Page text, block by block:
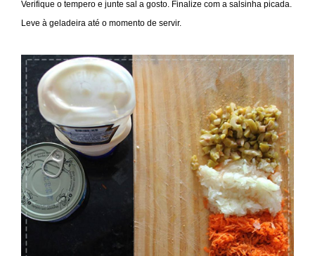
Verifique o tempero e junte sal a gosto. Finalize com a salsinha picada.
Leve à geladeira até o momento de servir.